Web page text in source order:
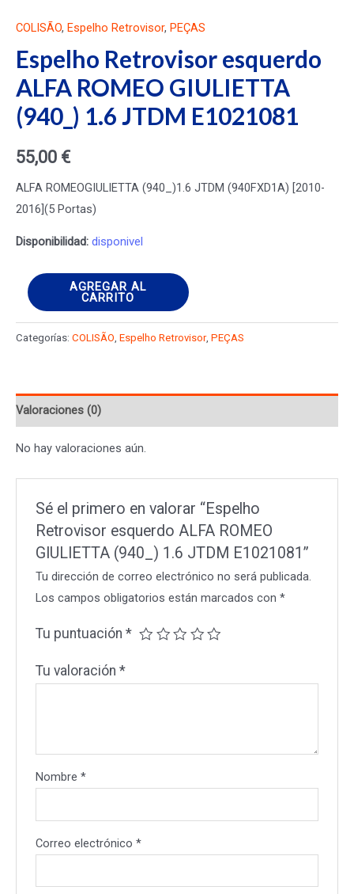
COLISÃO, Espelho Retrovisor, PEÇAS
Espelho Retrovisor esquerdo
ALFA ROMEO GIULIETTA
(940_) 1.6 JTDM E1021081
55,00 €
ALFA ROMEOGIULIETTA (940_)1.6 JTDM (940FXD1A) [2010-
2016](5 Portas)
Disponibilidad: disponivel
Espelho
Retrovisor
esquerdo
ALFA
(940_)
JTDM
E1021081
AGREGAR AL
CARRITO
Categorías: COLISÃO Espelho Retrovisor, PEÇAS
Valoraciones (0)
No hay valoraciones aún.
Sé el primero en valorar “Espelho
Retrovisor esquerdo ALFA ROMEO
GIULIETTA (940_) 1.6 JTDM E1021081”
Tu dirección de correo electrónico no será publicada.
Los campos obligatorios están marcados con*
Tu puntuación*
Tu valoración*
Nombre*
Correo electrónico*